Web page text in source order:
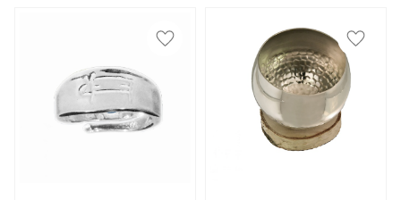
Lägg till i favoriter Lägg